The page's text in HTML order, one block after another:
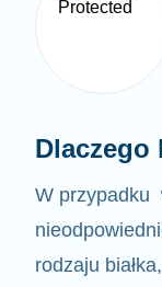
Dlaczego
W przypadku
rodzaju białka,